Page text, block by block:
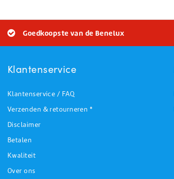
Goedkoopste van de Benelux
Klantenservice
Klantenservice / FAQ
Verzenden & retourneren *
Disclaimer
Betalen
Kwaliteit
Over ons